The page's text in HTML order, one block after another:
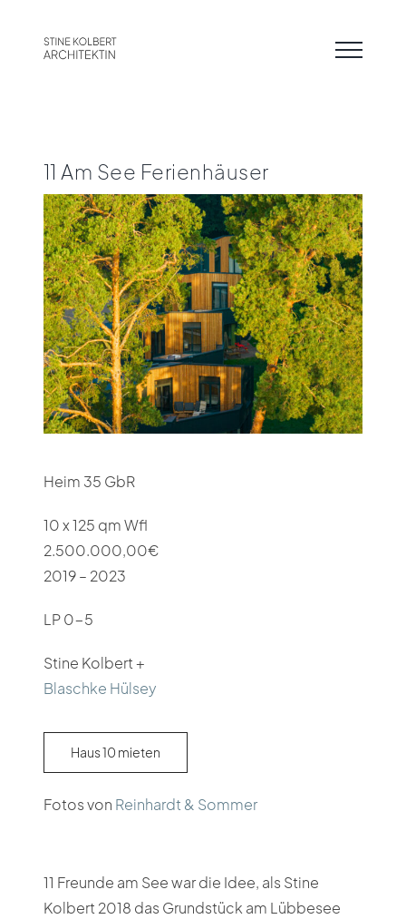
springen
11 Am See Ferienhäuser
Heim 35 GbR
10 x 125 qm Wfl
2.500.000,00€
2019 – 2023
LP 0-5
Stine Kolbert +
Blaschke Hülsey
Haus 10 mieten
Fotos von Reinhardt & Sommer
11 Freunde am See war die Idee, als Stine
Kolbert 2018 das Grundstück am Lübbesee